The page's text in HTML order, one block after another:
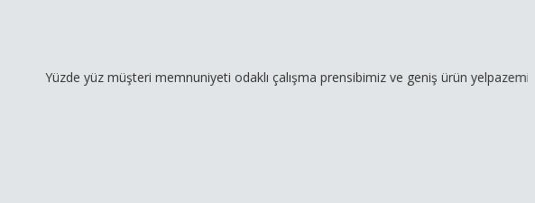
Yüzde yüz müşteri memnuniyeti odaklı çalışma prensibimiz ve geniş ürün yelpazemizle